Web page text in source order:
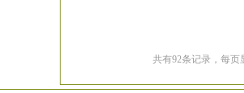
共有92条记录，每